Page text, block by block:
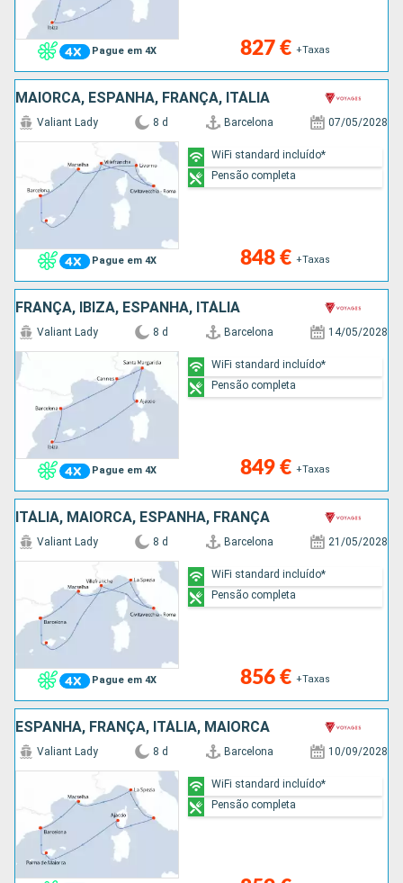
Pague em 4X 827 € +Taxas
MAIORCA, ESPANHA, FRANÇA, ITÁLIA
Pague em 4X
Valiant Lady 8 d Barcelona 07/05/2028
848 € +Taxas
WiFi standard incluído*
Pensão completa
FRANÇA, IBIZA, ESPANHA, ITÁLIA
Pague em 4X
Valiant Lady 8 d Barcelona 14/05/2028
849 € +Taxas
WiFi standard incluído*
Pensão completa
ITÁLIA, MAIORCA, ESPANHA, FRANÇA
Pague em 4X
Valiant Lady 8 d Barcelona 21/05/2028
856 € +Taxas
WiFi standard incluído*
Pensão completa
ESPANHA, FRANÇA, ITÁLIA, MAIORCA
Valiant Lady 8 d Barcelona 10/09/2028
WiFi standard incluído*
Pensão completa